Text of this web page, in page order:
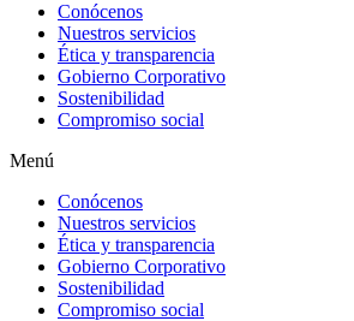
Conócenos
Nuestros servicios
Ética y transparencia
Gobierno Corporativo
Sostenibilidad
Compromiso social
Menú
Conócenos
Nuestros servicios
Ética y transparencia
Gobierno Corporativo
Sostenibilidad
Compromiso social